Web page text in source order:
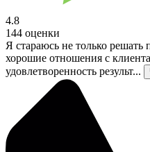
4.8
144 оценки
Я стараюсь не только
хорошие отношения с
удовлетворенность результ...